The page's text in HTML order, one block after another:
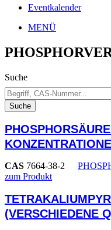
Eventkalender
MENÜ
Suche
Suche
CAS 7664-38-2
zum Produkt
(VERSCHIEDENE